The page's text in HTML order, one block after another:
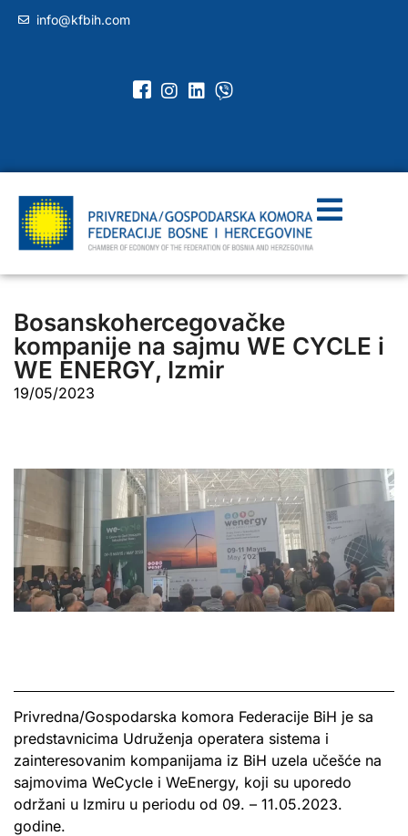
info@kfbih.com
Bosanskohercegovačke
kompanije na sajmu WE CYCLE i
WE ENERGY, Izmir
19/05/2023
Privredna/Gospodarska komora Federacije BiH je sa
predstavnicima Udruženja operatera sistema i
zainteresovanim kompanijama iz BiH uzela učešće na
sajmovima WeCycle i WeEnergy, koji su uporedo
održani u Izmiru u periodu od 09. – 11.05.2023.
godine.